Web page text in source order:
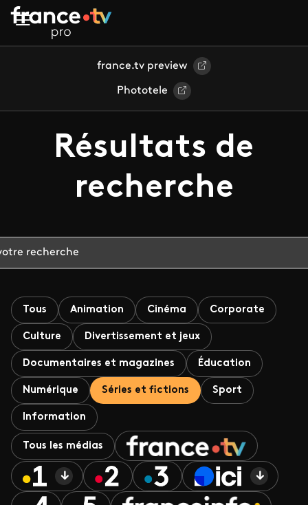
Aller au contenu principal
france.tv preview
Phototele
Résultats de
recherche
Tous Animation Cinéma Corporate
Culture Divertissement et jeux
Documentaires et magazines Éducation
Numérique Séries et fictions Sport
Information
Tous les médias